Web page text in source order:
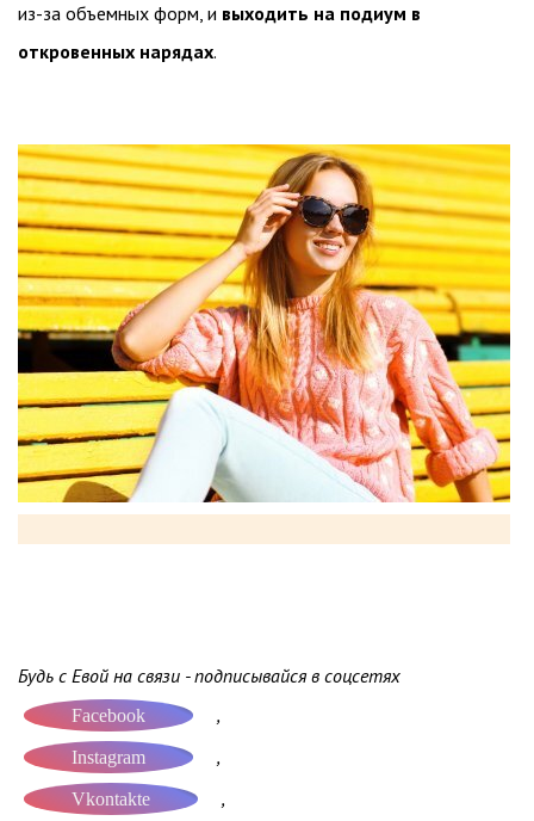
из-за объемных форм, и выходить на подиум в
откровенных нарядах.
Будь с Евой на связи - подписывайся в соцсетях
Facebook ,
Instagram ,
Vkontakte ,